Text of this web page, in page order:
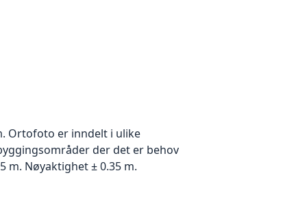
Ortofoto er inndelt i ulike
der det er behov
m. Nøyaktighet ± 0.35 m.